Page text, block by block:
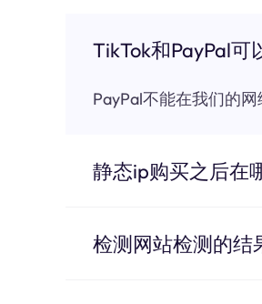
TikTok和PayPal可
PayPal不能在我们的网
静态ip购买之后在
检测网站检测的结